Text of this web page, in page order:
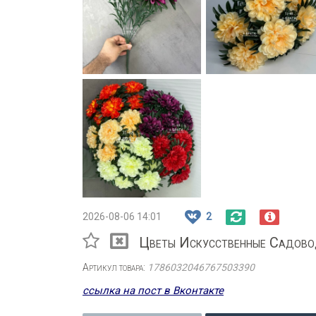
2026-08-06 14:01 2
Цветы Искусственные
Артикул товара: 1786032046767503390
ссылка на пост в Вконтакте